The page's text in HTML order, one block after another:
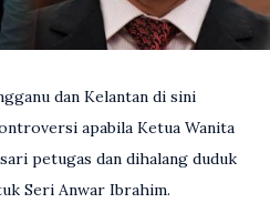
dan Kelantan di sini
apabila Ketua Wanita
petugas dan dihalang duduk
Seri Anwar Ibrahim.